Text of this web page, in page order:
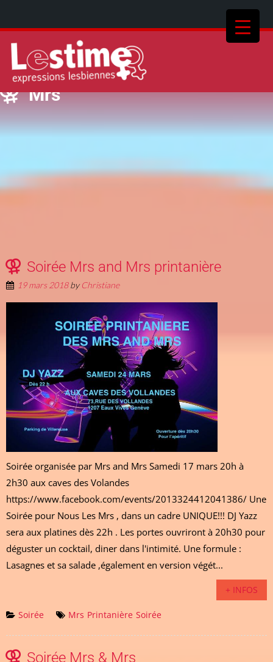
Mrs
Soirée Mrs and Mrs printanière
19 mars 2018byChristiane
Soirée organisée par Mrs and Mrs Samedi 17 mars 20h à
2h30 aux caves des Volandes
https://www.facebook.com/events/2013324412041386/ Une
Soirée pour Nous Les Mrs , dans un cadre UNIQUE!!! DJ Yazz
sera aux platines dès 22h . Les portes ouvriront à 20h30 pour
déguster un cocktail, diner dans l'intimité. Une formule :
Lasagnes et sa salade ,également en version végét...
+ INFOS
Soirée Mrs Printanière Soirée
Soirée Mrs & Mrs